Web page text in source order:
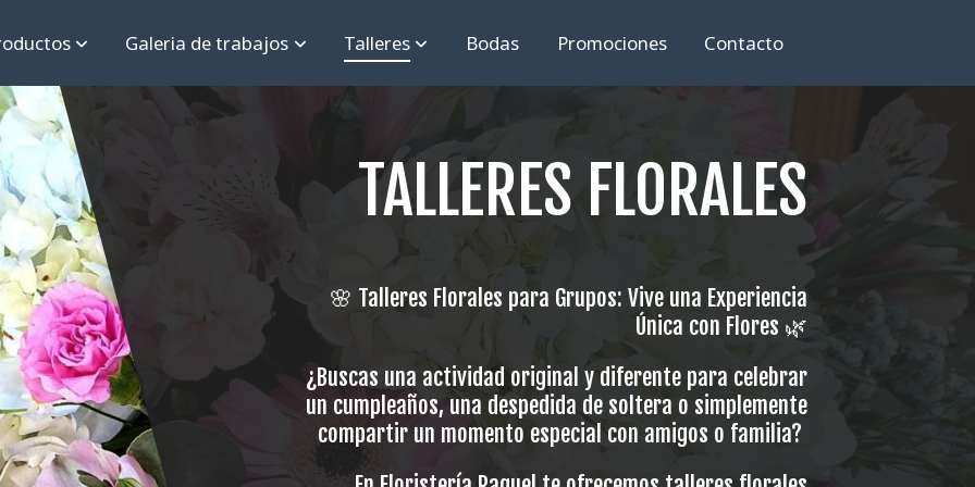
Galeria de trabajos Talleres Bodas Promociones Contacto
TALLERES FLORALES
🌸 Talleres Florales para Grupos: Vive una Experiencia
Única con Flores 🌿
¿Buscas una actividad original y diferente para celebrar
un cumpleaños, una despedida de soltera o simplemente
compartir un momento especial con amigos o familia?